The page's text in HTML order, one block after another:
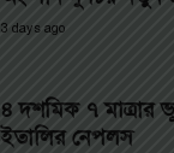
3 days ago
৪ দশমিক ৭ মাত্রার
ইতালির নেপলস